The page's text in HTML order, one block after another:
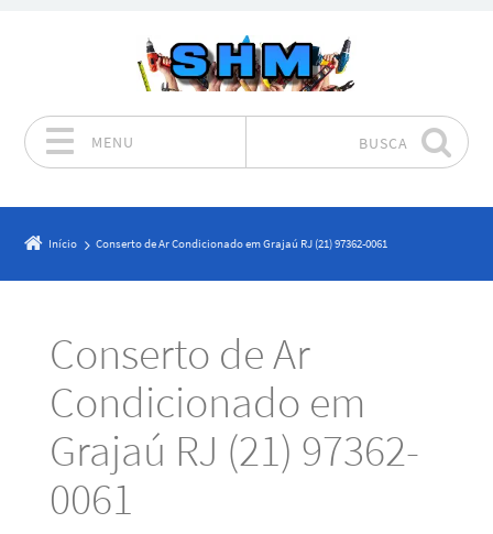
MENU BUSCA
Início Conserto de Ar Condicionado em Grajaú RJ (21) 97362-0061
Conserto de Ar
Condicionado em
Grajaú RJ (21) 97362-
0061